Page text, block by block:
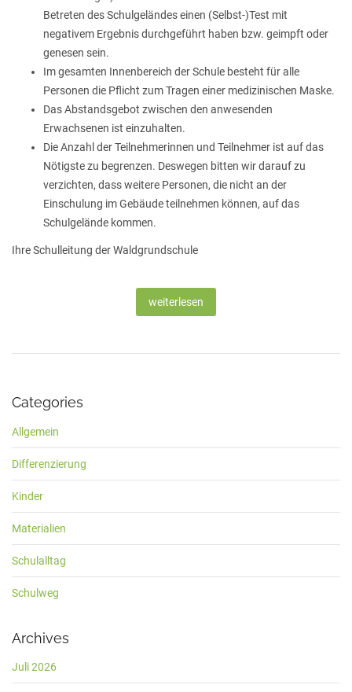
Betreten des Schulgeländes einen (Selbst-)Test mit
negativem Ergebnis durchgeführt haben bzw. geimpft oder
genesen sein.
Im gesamten Innenbereich der Schule besteht für alle
Personen die Pflicht zum Tragen einer medizinischen Maske.
Das Abstandsgebot zwischen den anwesenden
Erwachsenen ist einzuhalten.
Die Anzahl der Teilnehmerinnen und Teilnehmer ist auf das
Nötigste zu begrenzen. Deswegen bitten wir darauf zu
verzichten, dass weitere Personen, die nicht an der
Einschulung im Gebäude teilnehmen können, auf das
Schulgelände kommen.
Ihre Schulleitung der Waldgrundschule
weiterlesen
Categories
Allgemein
Differenzierung
Kinder
Materialien
Schulalltag
Schulweg
Archives
Juli 2026